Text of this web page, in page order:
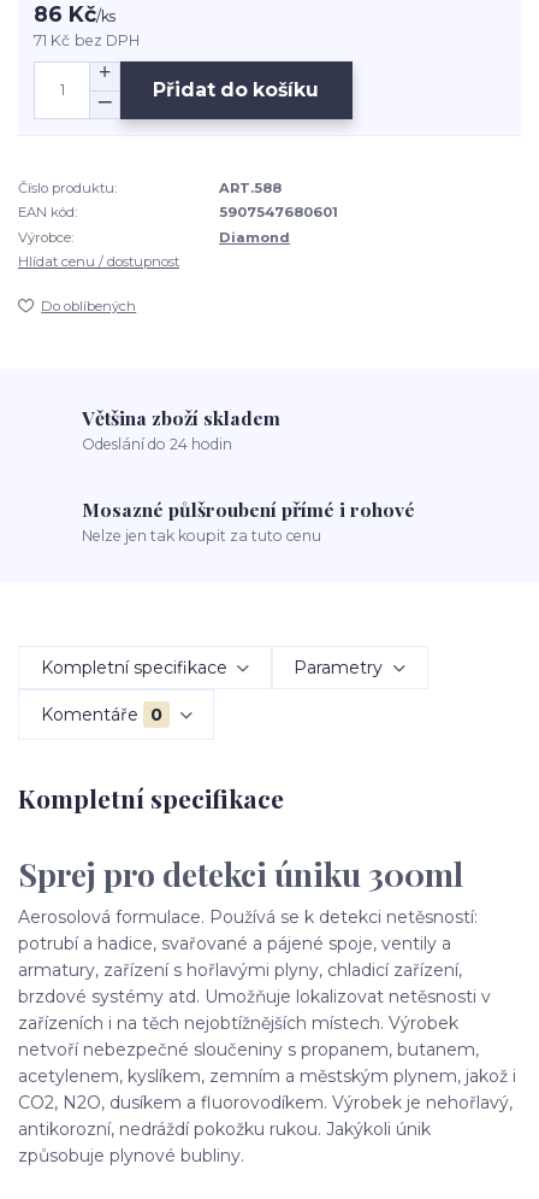
86 Kč/ks
71 Kč bez DPH
Přidat do košíku
Číslo produktu:
ART.588
EAN kód:
5907547680601
Výrobce:
Diamond
Hlídat cenu / dostupnost
Do oblíbených
Většina zboží skladem
Odeslání do 24 hodin
Mosazné půlšroubení přímé i rohové
Nelze jen tak koupit za tuto cenu
Kompletní specifikace Parametry
Komentáře 0
Kompletní specifikace
Sprej pro detekci úniku 300ml
Aerosolová formulace. Používá se k detekci netěsností:
potrubí a hadice, svařované a pájené spoje, ventily a
armatury, zařízení s hořlavými plyny, chladicí zařízení,
brzdové systémy atd. Umožňuje lokalizovat netěsnosti v
zařízeních i na těch nejobtížnějších místech. Výrobek
netvoří nebezpečné sloučeniny s propanem, butanem,
acetylenem, kyslíkem, zemním a městským plynem, jakož i
CO2, N2O, dusíkem a fluorovodíkem. Výrobek je nehořlavý,
antikorozní, nedráždí pokožku rukou. Jakýkoli únik
způsobuje plynové bubliny.